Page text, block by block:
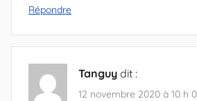
Répondre
Tanguy dit :
12 novembre 2020 à 10 h